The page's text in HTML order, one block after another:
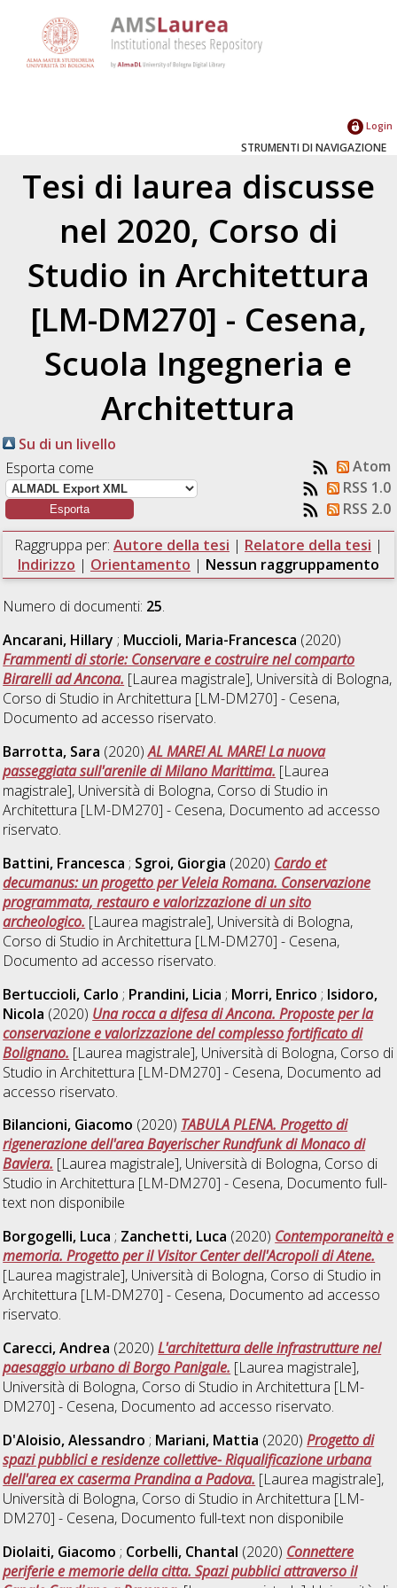
Login
STRUMENTI DI NAVIGAZIONE
Tesi di laurea discusse
nel 2020, Corso di
Studio in Architettura
[LM-DM270] - Cesena,
Scuola Ingegneria e
Architettura
Su di un livello
Esporta come
Atom
RSS 1.0
RSS 2.0
Raggruppa per: Autore della tesi | Relatore della tesi |
Indirizzo | Orientamento | Nessun raggruppamento
Numero di documenti: 25.
Ancarani, Hillary ; Muccioli, Maria-Francesca (2020)
Frammenti di storie: Conservare e costruire nel comparto
Birarelli ad Ancona. [Laurea magistrale], Università di Bologna,
Corso di Studio inArchitettura [LM-DM270] - Cesena,
Documento ad accesso riservato.
Barrotta, Sara (2020)AL MARE! AL MARE! La nuova
passeggiata sull'arenile di Milano Marittima. [Laurea
magistrale], Università di Bologna, Corso di Studio in
Architettura [LM-DM270] - Cesena, Documento ad accesso
riservato.
Battini, Francesca ; Sgroi, Giorgia (2020) Cardo et
decumanus: un progetto per Veleia Romana. Conservazione
programmata, restauro e valorizzazione di un sito
archeologico. [Laurea magistrale], Università di Bologna,
Corso di Studio inArchitettura [LM-DM270] - Cesena,
Documento ad accesso riservato.
Bertuccioli, Carlo ; Prandini, Licia ; Morri, Enrico ; Isidoro,
Nicola (2020) Una rocca a difesa di Ancona. Proposte per la
conservazione e valorizzazione del complesso fortificato di
Bolignano. [Laurea magistrale], Università di Bologna, Corso di
Studio inArchitettura [LM-DM270] - Cesena, Documento ad
accesso riservato.
Bilancioni, Giacomo (2020) TABULA PLENA. Progetto di
rigenerazione dell'area Bayerischer Rundfunk di Monaco di
Baviera. [Laurea magistrale], Università di Bologna, Corso di
Studio inArchitettura [LM-DM270] - Cesena, Documento full-
text non disponibile
Borgogelli, Luca ; Zanchetti, Luca (2020) Contemporaneità e
memoria. Progetto per il Visitor Center dell'Acropoli di Atene.
[Laurea magistrale], Università di Bologna, Corso di Studio in
Architettura [LM-DM270] - Cesena, Documento ad accesso
riservato.
Carecci, Andrea (2020)L'architettura delle infrastrutture nel
paesaggio urbano di Borgo Panigale. [Laurea magistrale],
Università di Bologna, Corso di Studio inArchitettura [LM-
DM270] - Cesena, Documento ad accesso riservato.
D'Aloisio, Alessandro ; Mariani, Mattia (2020)Progetto di
spazi pubblici e residenze collettive- Riqualificazione urbana
dell'area ex caserma Prandina a Padova. [Laurea magistrale],
Università di Bologna, Corso di Studio inArchitettura [LM-
DM270] - Cesena, Documento full-text non disponibile
Diolaiti, Giacomo ; Corbelli, Chantal (2020) Connettere
periferie e memorie della citta. Spazi pubblici attraverso il